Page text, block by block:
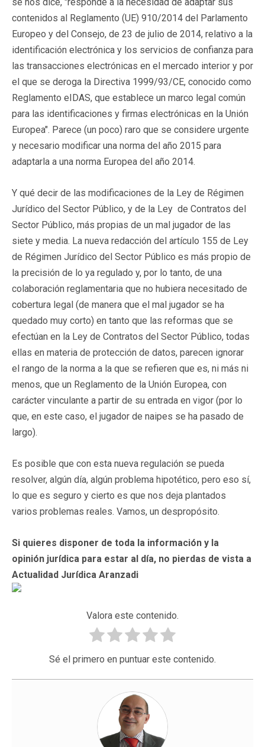
contenidos al Reglamento (UE) 910/2014 del Parlamento
Europeo y del Consejo, de 23 de julio de 2014, relativo a la
identificación electrónica y los servicios de confianza para
las transacciones electrónicas en el mercado interior y por
el que se deroga la Directiva 1999/93/CE, conocido como
Reglamento eIDAS, que establece un marco legal común
para las identificaciones y firmas electrónicas en la Unión
Europea". Parece (un poco) raro que se considere urgente
y necesario modificar una norma del año 2015 para
adaptarla a una norma Europea del año 2014.
Y qué decir de las modificaciones de la Ley de Régimen
Jurídico del Sector Público, y de la Ley de Contratos del
Sector Público, más propias de un mal jugador de las
siete y media. La nueva redacción del artículo 155 de Ley
de Régimen Jurídico del Sector Público es más propio de
la precisión de lo ya regulado y, por lo tanto, de una
colaboración reglamentaria que no hubiera necesitado de
cobertura legal (de manera que el mal jugador se ha
quedado muy corto) en tanto que las reformas que se
efectúan en la Ley de Contratos del Sector Público, todas
ellas en materia de protección de datos, parecen ignorar
el rango de la norma a la que se refieren que es, ni más ni
menos, que un Reglamento de la Unión Europea, con
carácter vinculante a partir de su entrada en vigor (por lo
que, en este caso, el jugador de naipes se ha pasado de
largo).
Es posible que con esta nueva regulación se pueda
resolver, algún día, algún problema hipotético, pero eso sí,
lo que es seguro y cierto es que nos deja plantados
varios problemas reales. Vamos, un despropósito.
Si quieres disponer de toda la información y la
opinión jurídica para estar al día, no pierdas de vista a
Actualidad Jurídica Aranzadi
Valora este contenido.
Sé el primero en puntuar este contenido.